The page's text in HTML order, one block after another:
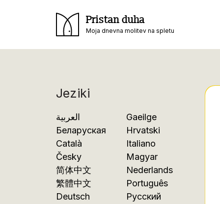
Pristan duha
Moja dnevna molitev na spletu
Jeziki
العربية
Беларуская
Català
Česky
简体中文
繁體中文
Deutsch
Gaeilge
Hrvatski
Italiano
Magyar
Nederlands
Português
Русский